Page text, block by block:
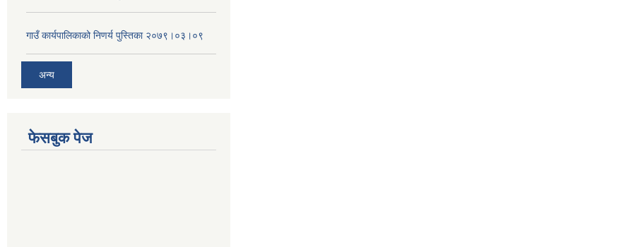
गाउँ कार्यपालिकाको निणर्य पुस्तिका २०७९।०३।०९
अन्य
फेसबुक पेज